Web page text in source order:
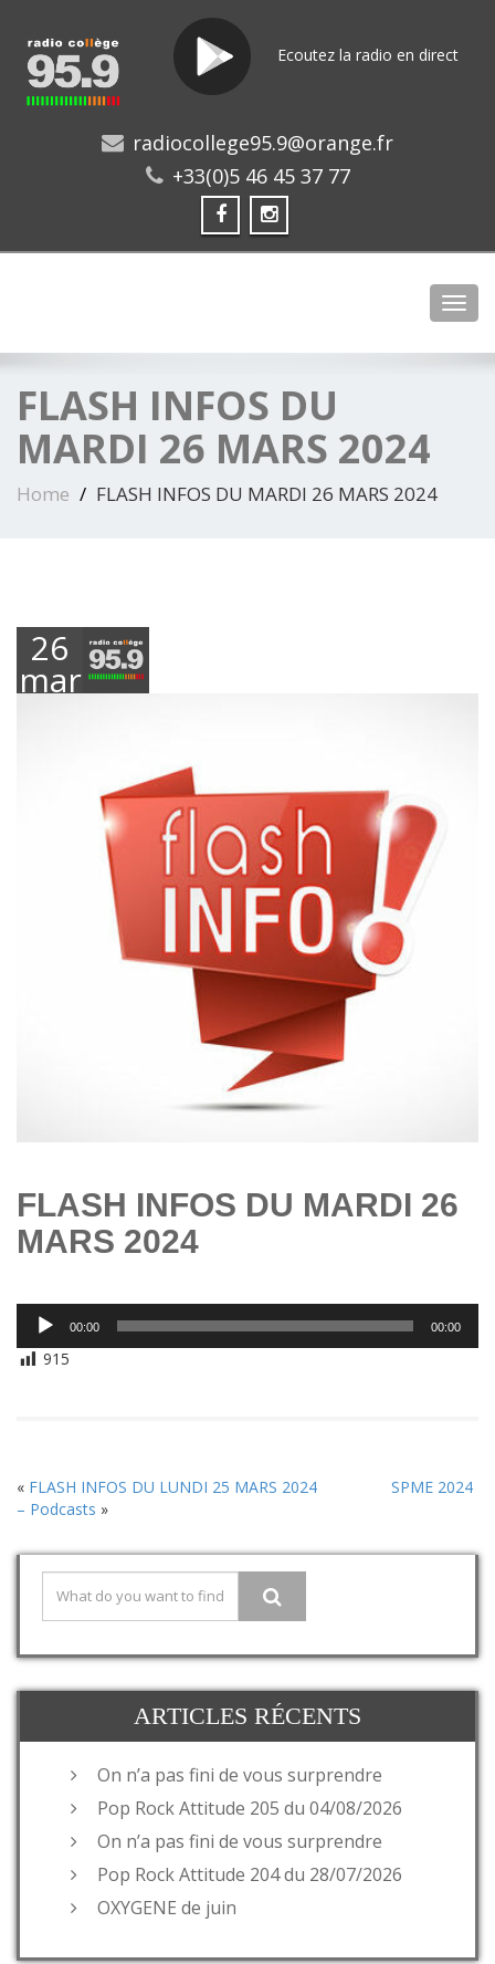
Ecoutez la radio en direct
radiocollege95.9@orange.fr
+33(0)5 46 45 37 77
FLASH INFOS DU
MARDI 26 MARS 2024
Home FLASH INFOS DU MARDI 26 MARS 2024
26
mars
FLASH INFOS DU MARDI 26
MARS 2024
Lecteur
audio
00:00 00:00
915
« FLASH INFOS DU LUNDI 25 MARS 2024
SPME 2024
– Podcasts »
ARTICLES RÉCENTS
On n’a pas fini de vous surprendre
Pop Rock Attitude 205 du 04/08/2026
On n’a pas fini de vous surprendre
Pop Rock Attitude 204 du 28/07/2026
OXYGENE de juin